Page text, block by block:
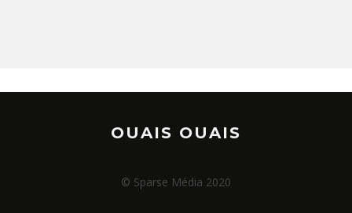
OUAIS OUAIS
© Sparse Média 2020